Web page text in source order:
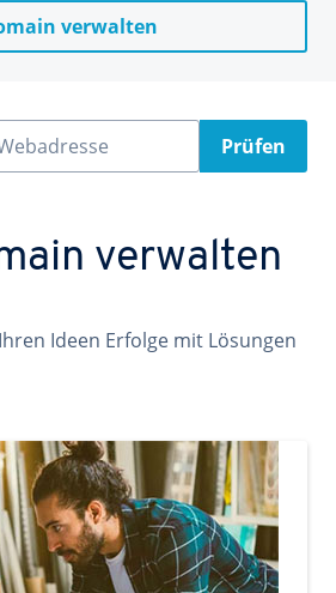
verwalten
Prüfen
verwalten
Ideen Erfolge mit Lösungen